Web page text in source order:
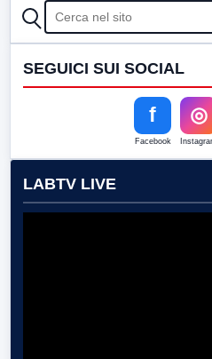
CERCA
SEGUICI SUI SOCIAL
f
Facebook
◎
LABTV LIVE